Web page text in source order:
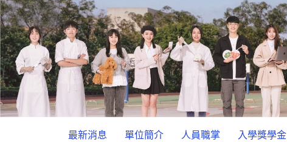
最新消息 單位簡介 人員職掌 入學獎學金